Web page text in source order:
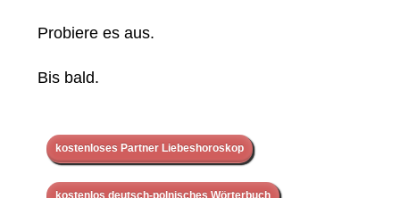
Probiere es aus.
Bis bald.
kostenloses Partner Liebeshoroskop
kostenlos deutsch-polnisches Wörterbuch